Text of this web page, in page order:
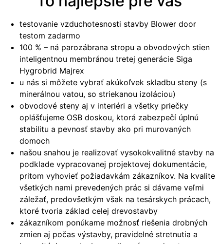
testovanie vzduchotesnosti stavby Blower door
testom zadarmo
100 % – ná parozábrana stropu a obvodových stien
inteligentnou membránou tretej generácie Siga
Hygrobrid Majrex
u nás si môžete vybrať akúkoľvek skladbu steny (s
minerálnou vatou, so striekanou izoláciou)
obvodové steny aj v interiéri a všetky priečky
oplášťujeme OSB doskou, ktorá zabezpečí úplnú
stabilitu a pevnosť stavby ako pri murovaných
domoch
našou snahou je realizovať vysokokvalitné stavby na
podklade vypracovanej projektovej dokumentácie,
pritom vyhovieť požiadavkám zákazníkov. Na kvalite
všetkých nami prevedených prác si dávame veľmi
záležať, predovšetkým však na tesárskych prácach,
ktoré tvoria základ celej drevostavby
zákazníkom ponúkame možnosť riešenia drobných
zmien aj počas výstavby, pravidelné stretnutia a